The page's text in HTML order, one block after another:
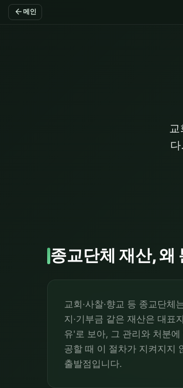
arrow_back 메인
교
종교단체 재산, 왜
교회·사찰·향교 등 종교단
지·기부금 같은 재산은 대표
유'로 보아, 그 관리와 처분
공할 때 이 절차가 지켜지지
출발점입니다.